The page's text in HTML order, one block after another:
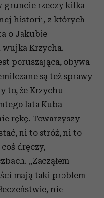
gruncie rzeczy kilka
historii, z których
o Jakubie
wujka Krzycha.
poruszająca, obywa
są też sprawy
to, że Krzychu
lata Kuba
rękę. Towarzyszy
ni to stróż, ni to
coś dręczy,
„Zacząłem
mają taki problem
nie